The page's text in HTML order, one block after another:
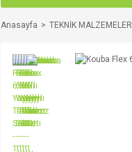
Anasayfa TEKNİK MALZEMELER